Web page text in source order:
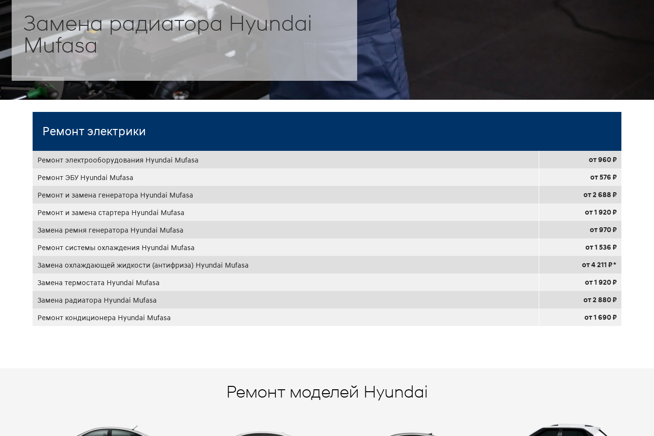
Замена радиатора Hyundai
Mufasa
Ремонт электрики
Ремонт электрооборудования Hyundai Mufasa от 960 ₽
Ремонт ЭБУ Hyundai Mufasa от 576 ₽
Ремонт и замена генератора Hyundai Mufasa от 2 688 ₽
Ремонт и замена стартера Hyundai Mufasa от 1 920 ₽
Замена ремня генератора Hyundai Mufasa от 970 ₽
Ремонт системы охлаждения Hyundai Mufasa от 1 536 ₽
Замена охлаждающей жидкости (антифриза) Hyundai Mufasa от 4 211 ₽ *
Замена термостата Hyundai Mufasa от 1 920 ₽
Замена радиатора Hyundai Mufasa от 2 880 ₽
Ремонт кондиционера Hyundai Mufasa от 1 690 ₽
Ремонт моделей Hyundai